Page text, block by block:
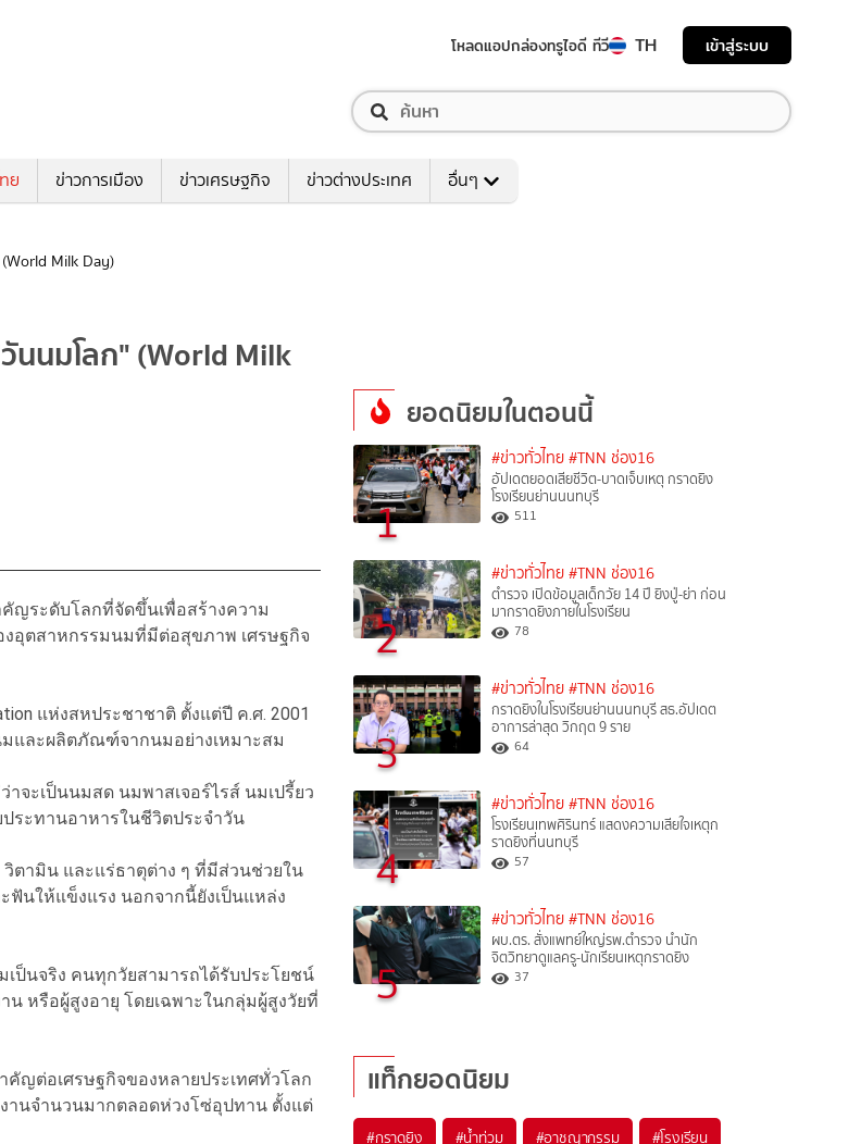
โหลดแอปกล่องทรูไอดี ทีวี TH เข้าสู่ระบบ
ย ข่าวการเมือง ข่าวเศรษฐกิจ ข่าวต่างประเทศ อื่นๆ
Milk Day)
นนมโลก" (World Milk
คัญระดับโลกที่จัดขึ้นเพื่อสร้างความ
อุตสาหกรรมนมที่มีต่อสุขภาพ เศรษฐกิจ
แห่งสหประชาชาติ ตั้งแต่ปี ค.ศ. 2001
มและผลิตภัณฑ์จากนมอย่างเหมาะสม
จะเป็นนมสด นมพาสเจอร์ไรส์ นมเปรี้ยว
ระทานอาหารในชีวิตประจำวัน
ตามิน และแร่ธาตุต่าง ๆ ที่มีส่วนช่วยใน
ฟันให้แข็งแรง นอกจากนี้ยังเป็นแหล่ง
ป็นจริง คนทุกวัยสามารถได้รับประโยชน์
หรือผู้สูงอายุ โดยเฉพาะในกลุ่มผู้สูงวัยที่
ญต่อเศรษฐกิจของหลายประเทศทั่วโลก
งานจำนวนมากตลอดห่วงโซ่อุปทาน ตั้งแต่
ยอดนิยมในตอนนี้
1
#ข่าวทั่วไทย #TNN ช่อง16
อัปเดตยอดเสียชีวิต-บาดเจ็บเหตุ กราดยิง
โรงเรียนย่านนนทบุรี
511
2
#ข่าวทั่วไทย #TNN ช่อง16
ตำรวจ เปิดข้อมูลเด็กวัย 14 ปี ยิงปู่-ย่า ก่อน
มากราดยิงภายในโรงเรียน
78
3
#ข่าวทั่วไทย #TNN ช่อง16
กราดยิงในโรงเรียนย่านนนทบุรี สธ.อัปเดต
อาการล่าสุด วิกฤต 9 ราย
64
4
#ข่าวทั่วไทย #TNN ช่อง16
โรงเรียนเทพศิรินทร์ แสดงความเสียใจเหตุก
ราดยิงที่นนทบุรี
57
5
#ข่าวทั่วไทย #TNN ช่อง16
ผบ.ตร. สั่งแพทย์ใหญ่รพ.ตำรวจ นำนัก
จิตวิทยาดูแลครู-นักเรียนเหตุกราดยิง
37
แท็กยอดนิยม
#กราดยิง #น้ำท่วม #อาชญากรรม #โรงเรียน